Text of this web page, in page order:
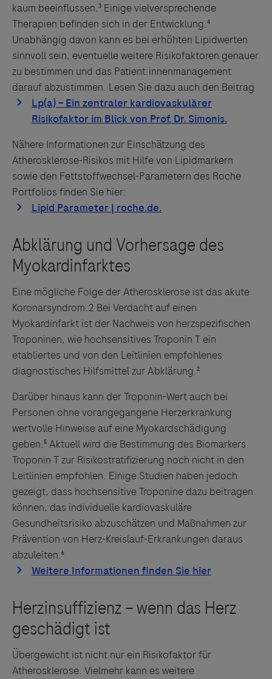
kaum beeinflussen.³ Einige vielversprechende
Therapien befinden sich in der Entwicklung.⁴
Unabhängig davon kann es bei erhöhten Lipidwerten
sinnvoll sein, eventuelle weitere Risikofaktoren genauer
zu bestimmen und das Patient:innenmanagement
darauf abzustimmen. Lesen Sie dazu auch den Beitrag
Nähere Informationen zur Einschätzung des
Atherosklerose-Risikos mit Hilfe von Lipidmarkern
sowie den Fettstoffwechsel-Parametern des Roche
Portfolios finden Sie hier:
Eine mögliche Folge der Atherosklerose ist das akute
Koronarsyndrom.2 Bei Verdacht auf einen
Myokardinfarkt ist der Nachweis von herzspezifischen
Troponinen, wie hochsensitives Troponin T ein
etabliertes und von den Leitlinien empfohlenes
diagnostisches Hilfsmittel zur Abklärung.²
Darüber hinaus kann der Troponin-Wert auch bei
Personen ohne vorangegangene Herzerkrankung
wertvolle Hinweise auf eine Myokardschädigung
geben.⁵ Aktuell wird die Bestimmung des Biomarkers
Troponin T zur Risikostratifizierung noch nicht in den
Leitlinien empfohlen. Einige Studien haben jedoch
gezeigt, dass hochsensitive Troponine dazu beitragen
können, das individuelle kardiovaskuläre
Gesundheitsrisiko abzuschätzen und Maßnahmen zur
Prävention von Herz-Kreislauf-Erkrankungen daraus
abzuleiten.⁶
Übergewicht ist nicht nur ein Risikofaktor für
Atherosklerose. Vielmehr kann es weitere